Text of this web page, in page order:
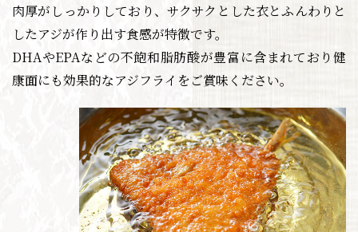
肉厚がしっかりしており、サクサクとした衣とふんわり と
したアジが作り出す食感が特徴です。
DHAやEPAなどの不飽和脂肪酸が豊富に含まれており 健
康面にも効果的なアジフライをご賞味ください。